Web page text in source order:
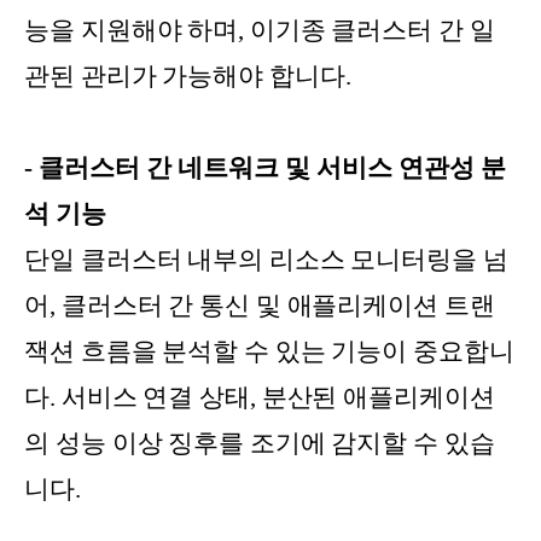
능을 지원해야 하며, 이기종 클러스터 간 일
관된 관리가 가능해야 합니다.
- 클러스터 간 네트워크 및 서비스 연관성 분
석 기능
단일 클러스터 내부의 리소스 모니터링을 넘
어, 클러스터 간 통신 및 애플리케이션 트랜
잭션 흐름을 분석할 수 있는 기능이 중요합니
다. 서비스 연결 상태, 분산된 애플리케이션
의 성능 이상 징후를 조기에 감지할 수 있습
니다.